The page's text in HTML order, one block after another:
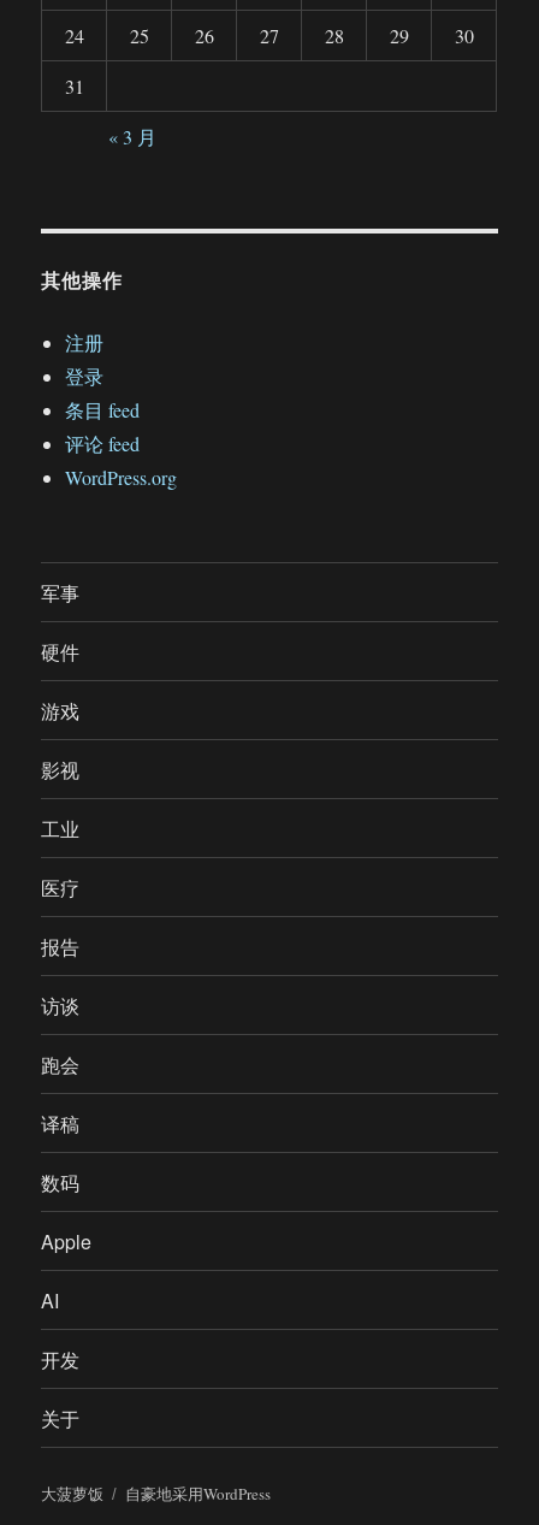
24
25 26 27 28 29
30
31
« 3 月
其他操作
注册
登录
条目 feed
评论 feed
WordPress.org
军事
硬件
游戏
影视
工业
医疗
报告
访谈
跑会
译稿
数码
Apple
AI
开发
关于
大菠萝饭 自豪地采用WordPress